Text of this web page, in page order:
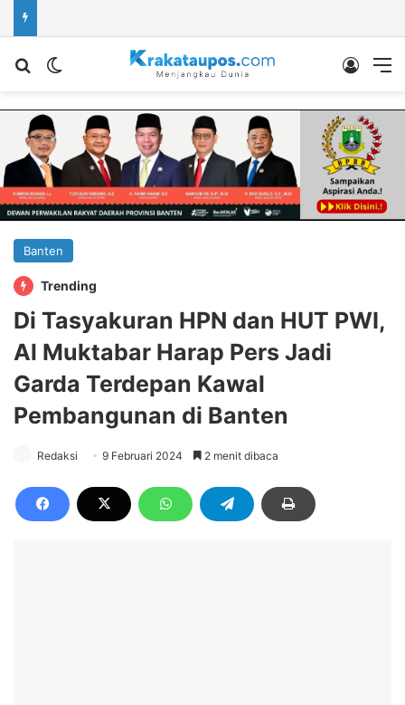
Cari berita...Switch skin Log In
Banten
Trending
Di Tasyakuran HPN dan HUT PWI,
Al Muktabar Harap Pers Jadi
Garda Terdepan Kawal
Pembangunan di Banten
Redaksi 9 Februari 2024 2 menit dibaca